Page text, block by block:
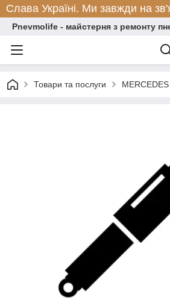
Слава Україні. Ми завжди на
Pnevmolife - майстерня з ремонту
Товари та послуги MERCEDES